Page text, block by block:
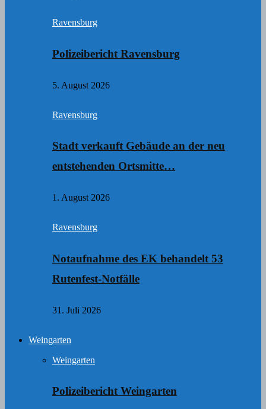
Ravensburg
Polizeibericht Ravensburg
5. August 2026
Ravensburg
Stadt verkauft Gebäude an der neu
entstehenden Ortsmitte…
1. August 2026
Ravensburg
Notaufnahme des EK behandelt 53
Rutenfest-Notfälle
31. Juli 2026
Weingarten
Weingarten
Polizeibericht Weingarten